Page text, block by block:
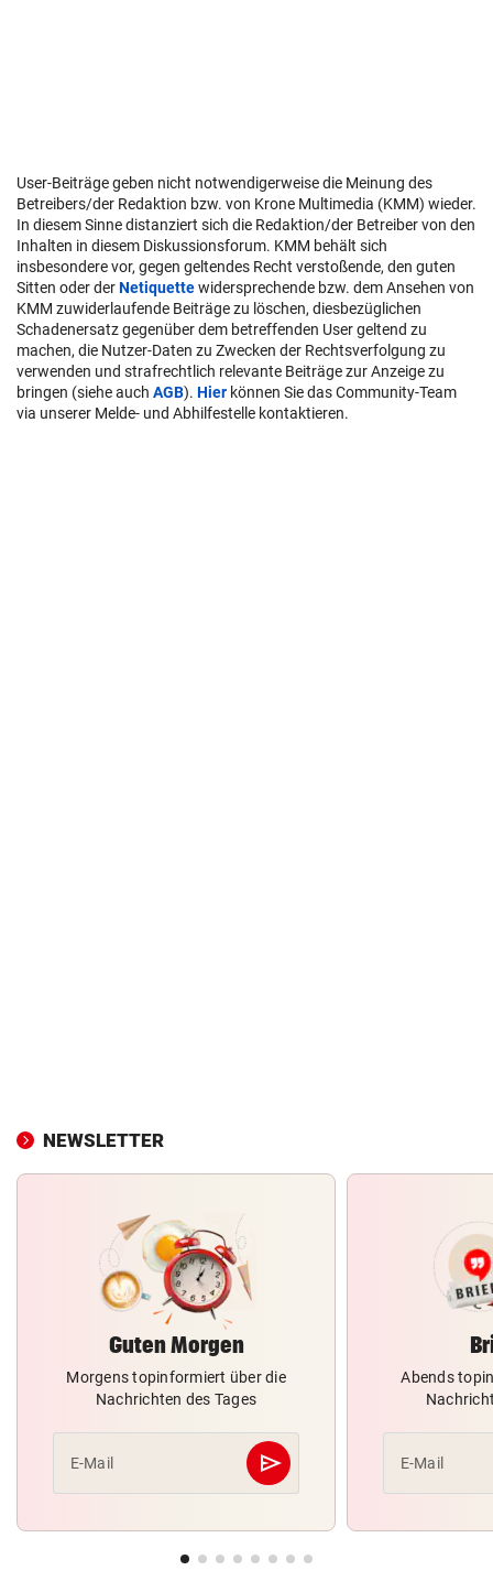
User-Beiträge geben nicht notwendigerweise die Meinung des
Betreibers/der Redaktion bzw. von Krone Multimedia (KMM) wieder.
In diesem Sinne distanziert sich die Redaktion/der Betreiber von den
Inhalten in diesem Diskussionsforum. KMM behält sich
insbesondere vor, gegen geltendes Recht verstoßende, den guten
Sitten oder derNetiquettewidersprechende bzw. dem Ansehen von
KMM zuwiderlaufende Beiträge zu löschen, diesbezüglichen
Schadenersatz gegenüber dem betreffenden User geltend zu
machen, die Nutzer-Daten zu Zwecken der Rechtsverfolgung zu
verwenden und strafrechtlich relevante Beiträge zur Anzeige zu
bringen (siehe auch AGB). Hier können Sie das Community-Team
via unserer Melde- und Abhilfestelle kontaktieren.
NEWSLETTER
Guten Morgen
Morgens topinformiert über die
Nachrichten des Tages
E-Mail send
Abschicken
Abends
E-Mail